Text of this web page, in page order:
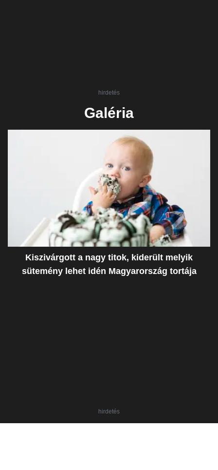
hirdetés
Galéria
Kiszivárgott a nagy titok, kiderült melyik
sütemény lehet idén Magyarország tortája
hirdetés